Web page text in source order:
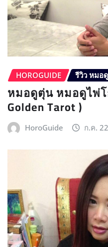
HOROGUIDE รีวิว หมอ
หมอดูตุ่น หมอดูไพ่
Golden Tarot )
HoroGuide ก.ค.